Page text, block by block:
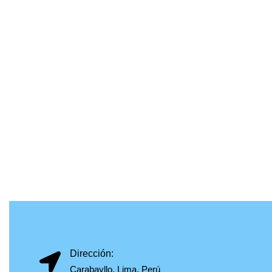
Dirección:
Carabayllo, Lima, Perú